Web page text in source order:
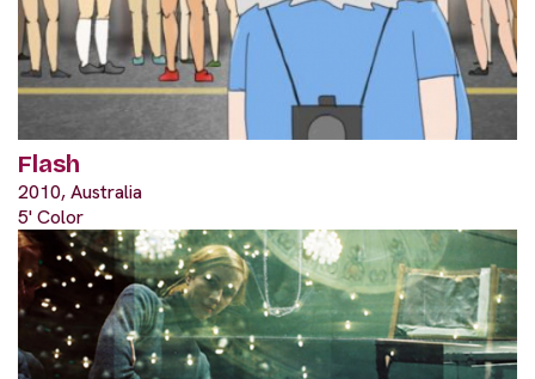
Flash
2010, Australia
5' Color